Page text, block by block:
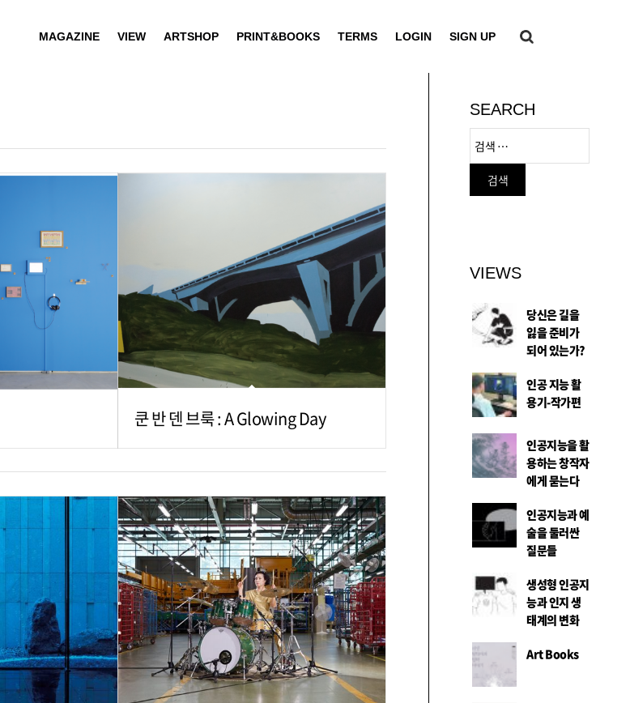
MAGAZINE VIEW ARTSHOP PRINT&BOOKS TERMS LOGIN SIGN UP
쿤 반 덴 브룩 : A Glowing Day
SEARCH
VIEWS
당신은 길을
잃을 준비가
되어 있는가?
인공 지능 활
용기-작가편
인공지능을 활
용하는 창작자
에게 묻는다
인공지능과 예
술을 둘러싼
질문들
생성형 인공지
능과 인지 생
태계의 변화
Art Books